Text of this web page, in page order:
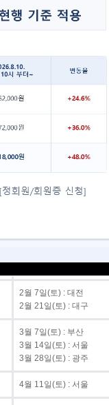
1/24 · 1/31 · 3/14
2/21 · 5/16 · 9/12
정
2월 7일(토) : 대전
2월 21일(토) : 대구
3월 7일(토) : 부산
3월 14일(토) : 서울
3월 28일(토) : 광주
4월 11일(토) : 서울